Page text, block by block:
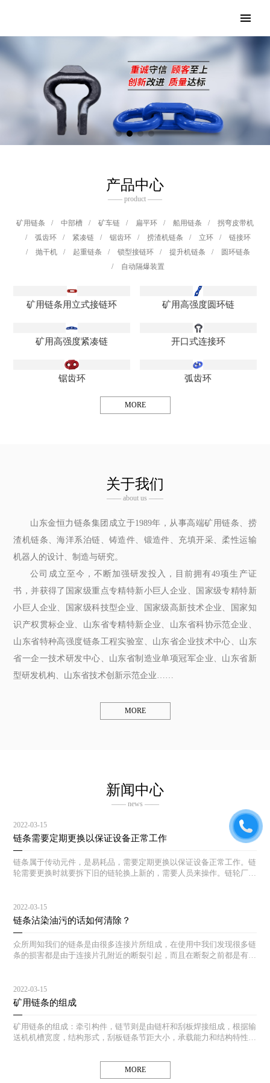
产品中心
—— product ——
矿用链条 / 中部槽 / 矿车链 / 扁平环 / 船用链条 /
拐弯皮带机
/
弧齿环 / 紧凑链 / 锯齿环 / 捞渣机链条 / 立环 /
链接环
/
抛干机 / 起重链条 / 锁型接链环 / 提升机链条 /
圆环链条
/
自动隔爆装置
矿用链条用立式接链环 矿用高强度圆环链
矿用高强度紧凑链 开口式连接环
锯齿环 弧齿环
MORE
关于我们
—— about us ——
山东金恒力链条集团成立于1989年，从事高端矿用链条、捞
渣机链条、海洋系泊链、铸造件、锻造件、充填开采、柔性运输
机器人的设计、制造与研究。
公司成立至今，不断加强研发投入，目前拥有49项生产证
书，并获得了国家级重点专精特新小巨人企业、国家级专精特新
小巨人企业、国家级科技型企业、国家级高新技术企业、国家知
识产权贯标企业、山东省专精特新企业、山东省科协示范企业、
山东省特种高强度链条工程实验室、山东省企业技术中心、山东
省一企一技术研发中心、山东省制造业单项冠军企业、山东省新
型研发机构、山东省技术创新示范企业……
MORE
新闻中心
—— news ——
2022-03-15
链条需要定期更换以保证设备正常工作
链条属于传动元件，是易耗品，需要定期更换以保证设备正常工作。链
轮需要更换时就要拆下旧的链轮换上新的，需要人员来操作。链轮厂也
2022-03-15
链条沾染油污的话如何清除？
众所周知我们的链条是由很多连接片所组成，在使用中我们发现很多链
条的损害都是由于连接片孔附近的断裂引起，而且在断裂之前都是有先
2022-03-15
矿用链条的组成
矿用链条的组成：牵引构件，链节则是由链杆和刮板焊接组成，根据输
送机机槽宽度，结构形式，刮板链条节距大小，承载能力和结构特性的
MORE